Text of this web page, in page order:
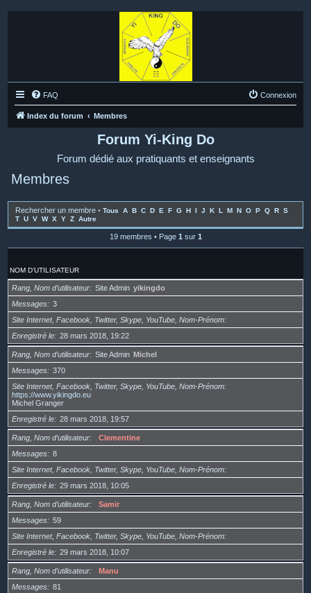
FAQ Connexion
Index du forum Membres
Forum Yi-King Do
Forum dédié aux pratiquants et enseignants
Membres
Rechercher un membre • Tous A B C D E F G H I J K L M N O P Q R S
T U V W X Y Z Autre
19 membres • Page 1 sur 1
NOM D’UTILISATEUR
Rang, Nom d’utilisateur Site Admin yikingdo
Messages
3
Site Internet, Facebook, Twitter, Skype, YouTube, Nom-Prénom
Enregistré le
28 mars 2018, 19:22
Rang, Nom d’utilisateur Site Admin Michel
Messages
370
Site Internet, Facebook, Twitter, Skype, YouTube, Nom-Prénom
https://www.yikingdo.eu
Michel Granger
Enregistré le
28 mars 2018, 19:57
Rang, Nom d’utilisateur
Clementine
Messages
8
Site Internet, Facebook, Twitter, Skype, YouTube, Nom-Prénom
Enregistré le
29 mars 2018, 10:05
Rang, Nom d’utilisateur
Samir
Messages
59
Site Internet, Facebook, Twitter, Skype, YouTube, Nom-Prénom
Enregistré le
29 mars 2018, 10:07
Rang, Nom d’utilisateur
Manu
Messages
81